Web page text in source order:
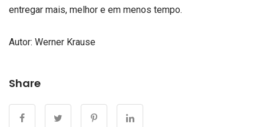
entregar mais, melhor e em menos tempo.
Autor: Werner Krause
Share